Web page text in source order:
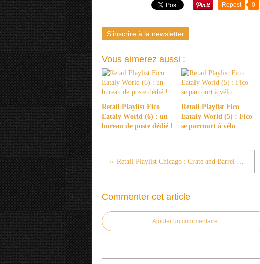
Repost 0
S'inscrire à la newsletter
Vous aimerez aussi :
Retail Playlist Fico
Eataly World (6) : un
bureau de poste dédié !
Retail Playlist Fico
Eataly World (5) : Fico
se parcourt à vélo
Retail Playlist Chicago : Crate and Barrel n°2
Commenter cet article
Ajouter un commentaire